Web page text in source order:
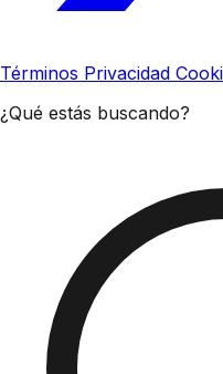
Términos Privacidad
¿Qué estás buscando?